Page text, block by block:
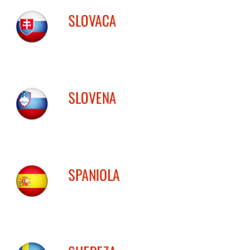
SLOVACA
SLOVENA
SPANIOLA